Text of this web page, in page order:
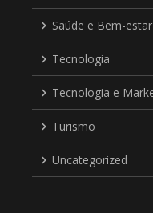
Saúde e Bem-estar
Tecnologia
Tecnologia e
Turismo
Uncategorized